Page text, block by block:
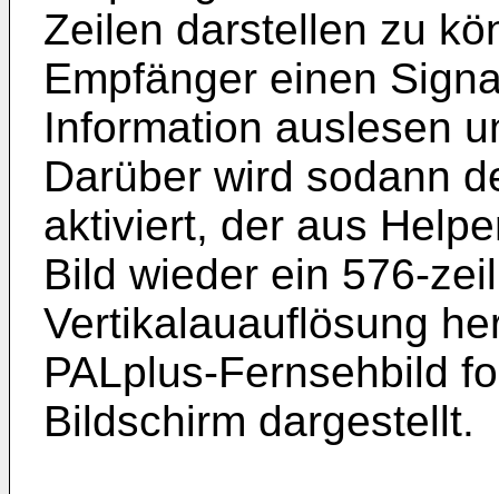
Zeilen darstellen zu
Empfänger einen
Information auslesen
Darüber wird sodann
aktiviert, der aus
Bild wieder ein 576-
Vertikalauauflösung
PALplus-Fernsehbild
Bildschirm dargestellt.